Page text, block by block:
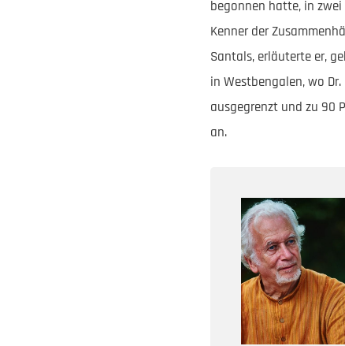
begonnen hatte, in
Kenner der
Santals, erläuterte er,
in Westbengalen, wo
ausgegrenzt und zu 90
an.